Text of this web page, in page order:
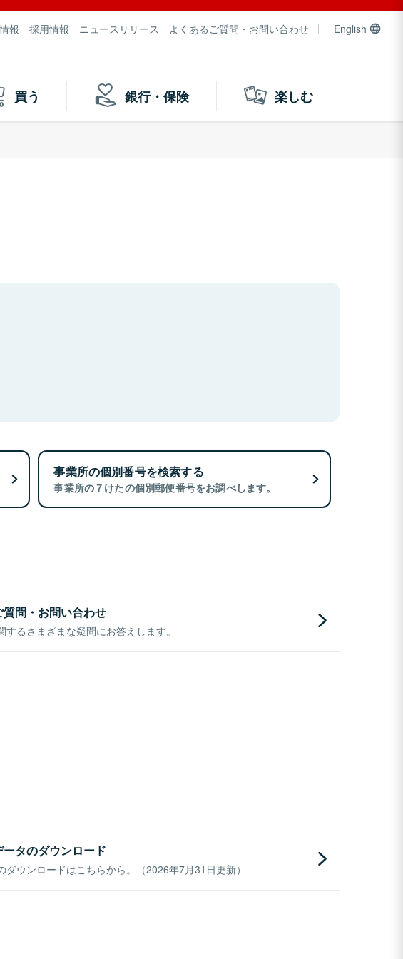
報 採用情報 ニュースリリース よくあるご質問・お問い合わせ English
買う 銀行・保険 楽しむ
事業所の個別番号を検索する
事業所の７けたの個別郵便番号をお調べします。
質問・お問い合わせ
するさまざまな疑問にお答えします。
タのダウンロード
ダウンロードはこちらから。（2026年7月31日更新）